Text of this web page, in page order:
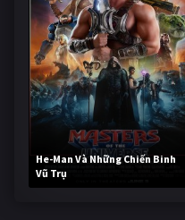
He-Man Và Những Chiến Binh
Vũ Trụ
241,933 lượt xem